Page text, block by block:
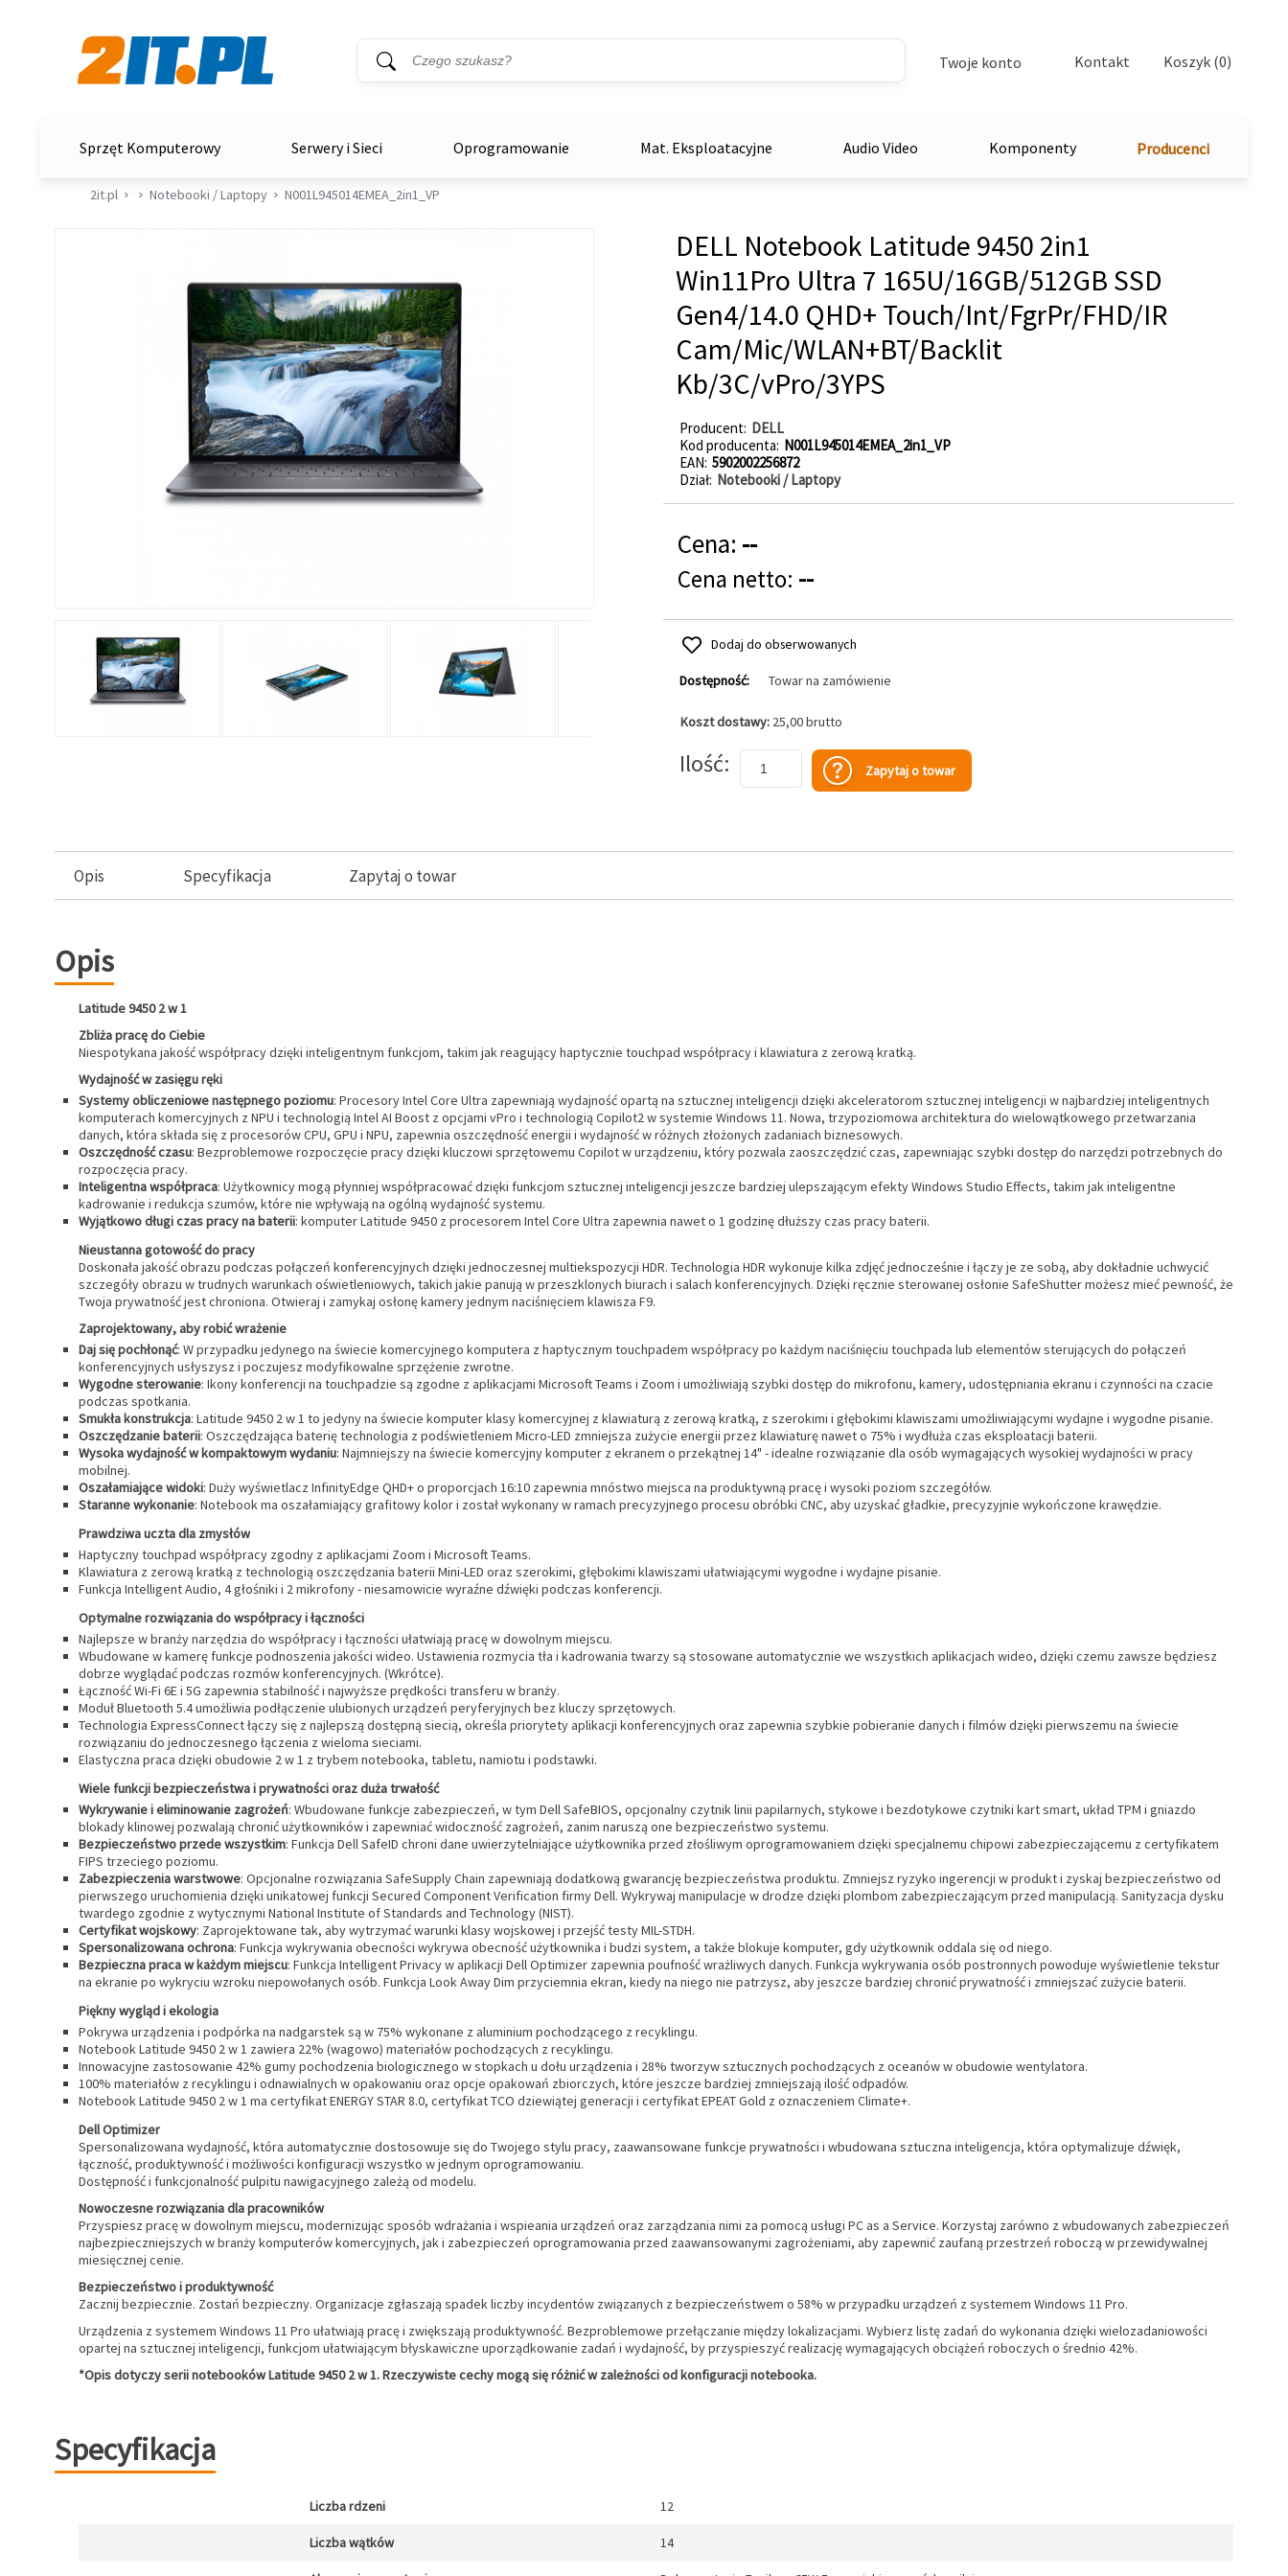
Wyszukiwarka
Słowo kluczowe
Twoje konto Kontakt Koszyk (0)
Sprzęt Komputerowy Serwery i Sieci Oprogramowanie Mat. Eksploatacyjne Audio Video Komponenty Producenci
2it.pl Notebooki / Laptopy N001L945014EMEA_2in1_VP
DELL Notebook Latitude 9450 2in1
Win11Pro Ultra 7 165U/16GB/512GB SSD
Gen4/14.0 QHD+ Touch/Int/FgrPr/FHD/IR
Cam/Mic/WLAN+BT/Backlit
Kb/3C/vPro/3YPS
Producent DELL
Kod producenta N001L945014EMEA_2in1_VP
EAN 5902002256872
Dział Notebooki / Laptopy
Cena: --
Cena netto: --
Dodaj do obserwowanych
Dostępność: Towar na zamówienie
Koszt dostawy: 25,00 brutto
Ilość Zapytaj o towar
Opis Specyfikacja Zapytaj o towar
Opis
Latitude 9450 2 w 1
Zbliża pracę do Ciebie
Niespotykana jakość współpracy dzięki inteligentnym funkcjom, takim jak reagujący haptycznie touchpad współpracy i klawiatura z zerową kratką.
Wydajność w zasięgu ręki
Systemy obliczeniowe następnego poziomu: Procesory Intel Core Ultra zapewniają wydajność opartą na sztucznej inteligencji dzięki akceleratorom sztucznej inteligencji w najbardziej inteligentnych
komputerach komercyjnych z NPU i technologią Intel AI Boost z opcjami vPro i technologią Copilot2 w systemie Windows 11. Nowa, trzypoziomowa architektura do wielowątkowego przetwarzania
danych, która składa się z procesorów CPU, GPU i NPU, zapewnia oszczędność energii i wydajność w różnych złożonych zadaniach biznesowych.
Oszczędność czasu: Bezproblemowe rozpoczęcie pracy dzięki kluczowi sprzętowemu Copilot w urządzeniu, który pozwala zaoszczędzić czas, zapewniając szybki dostęp do narzędzi potrzebnych do
rozpoczęcia pracy.
Inteligentna współpraca: Użytkownicy mogą płynniej współpracować dzięki funkcjom sztucznej inteligencji jeszcze bardziej ulepszającym efekty Windows Studio Effects, takim jak inteligentne
kadrowanie i redukcja szumów, które nie wpływają na ogólną wydajność systemu.
Wyjątkowo długi czas pracy na baterii: komputer Latitude 9450 z procesorem Intel Core Ultra zapewnia nawet o 1 godzinę dłuższy czas pracy baterii.
Nieustanna gotowość do pracy
Doskonała jakość obrazu podczas połączeń konferencyjnych dzięki jednoczesnej multiekspozycji HDR. Technologia HDR wykonuje kilka zdjęć jednocześnie i łączy je ze sobą, aby dokładnie uchwycić
szczegóły obrazu w trudnych warunkach oświetleniowych, takich jakie panują w przeszklonych biurach i salach konferencyjnych. Dzięki ręcznie sterowanej osłonie SafeShutter możesz mieć pewność, że
Twoja prywatność jest chroniona. Otwieraj i zamykaj osłonę kamery jednym naciśnięciem klawisza F9.
Zaprojektowany, aby robić wrażenie
Daj się pochłonąć: W przypadku jedynego na świecie komercyjnego komputera z haptycznym touchpadem współpracy po każdym naciśnięciu touchpada lub elementów sterujących do połączeń
konferencyjnych usłyszysz i poczujesz modyfikowalne sprzężenie zwrotne.
Wygodne sterowanie: Ikony konferencji na touchpadzie są zgodne z aplikacjami Microsoft Teams i Zoom i umożliwiają szybki dostęp do mikrofonu, kamery, udostępniania ekranu i czynności na czacie
podczas spotkania.
Smukła konstrukcja: Latitude 9450 2 w 1 to jedyny na świecie komputer klasy komercyjnej z klawiaturą z zerową kratką, z szerokimi i głębokimi klawiszami umożliwiającymi wydajne i wygodne pisanie.
Oszczędzanie baterii: Oszczędzająca baterię technologia z podświetleniem Micro-LED zmniejsza zużycie energii przez klawiaturę nawet o 75% i wydłuża czas eksploatacji baterii.
Wysoka wydajność w kompaktowym wydaniu: Najmniejszy na świecie komercyjny komputer z ekranem o przekątnej 14" - idealne rozwiązanie dla osób wymagających wysokiej wydajności w pracy
mobilnej.
Oszałamiające widoki: Duży wyświetlacz InfinityEdge QHD+ o proporcjach 16:10 zapewnia mnóstwo miejsca na produktywną pracę i wysoki poziom szczegółów.
Staranne wykonanie: Notebook ma oszałamiający grafitowy kolor i został wykonany w ramach precyzyjnego procesu obróbki CNC, aby uzyskać gładkie, precyzyjnie wykończone krawędzie.
Prawdziwa uczta dla zmysłów
Haptyczny touchpad współpracy zgodny z aplikacjami Zoom i Microsoft Teams.
Klawiatura z zerową kratką z technologią oszczędzania baterii Mini-LED oraz szerokimi, głębokimi klawiszami ułatwiającymi wygodne i wydajne pisanie.
Funkcja Intelligent Audio, 4 głośniki i 2 mikrofony - niesamowicie wyraźne dźwięki podczas konferencji.
Optymalne rozwiązania do współpracy i łączności
Najlepsze w branży narzędzia do współpracy i łączności ułatwiają pracę w dowolnym miejscu.
Wbudowane w kamerę funkcje podnoszenia jakości wideo. Ustawienia rozmycia tła i kadrowania twarzy są stosowane automatycznie we wszystkich aplikacjach wideo, dzięki czemu zawsze będziesz
dobrze wyglądać podczas rozmów konferencyjnych. (Wkrótce).
Łączność Wi-Fi 6E i 5G zapewnia stabilność i najwyższe prędkości transferu w branży.
Moduł Bluetooth 5.4 umożliwia podłączenie ulubionych urządzeń peryferyjnych bez kluczy sprzętowych.
Technologia ExpressConnect łączy się z najlepszą dostępną siecią, określa priorytety aplikacji konferencyjnych oraz zapewnia szybkie pobieranie danych i filmów dzięki pierwszemu na świecie
rozwiązaniu do jednoczesnego łączenia z wieloma sieciami.
Elastyczna praca dzięki obudowie 2 w 1 z trybem notebooka, tabletu, namiotu i podstawki.
Wiele funkcji bezpieczeństwa i prywatności oraz duża trwałość
Wykrywanie i eliminowanie zagrożeń: Wbudowane funkcje zabezpieczeń, w tym Dell SafeBIOS, opcjonalny czytnik linii papilarnych, stykowe i bezdotykowe czytniki kart smart, układ TPM i gniazdo
blokady klinowej pozwalają chronić użytkowników i zapewniać widoczność zagrożeń, zanim naruszą one bezpieczeństwo systemu.
Bezpieczeństwo przede wszystkim: Funkcja Dell SafeID chroni dane uwierzytelniające użytkownika przed złośliwym oprogramowaniem dzięki specjalnemu chipowi zabezpieczającemu z certyfikatem
FIPS trzeciego poziomu.
Zabezpieczenia warstwowe: Opcjonalne rozwiązania SafeSupply Chain zapewniają dodatkową gwarancję bezpieczeństwa produktu. Zmniejsz ryzyko ingerencji w produkt i zyskaj bezpieczeństwo od
pierwszego uruchomienia dzięki unikatowej funkcji Secured Component Verification firmy Dell. Wykrywaj manipulacje w drodze dzięki plombom zabezpieczającym przed manipulacją. Sanityzacja dysku
twardego zgodnie z wytycznymi National Institute of Standards and Technology (NIST).
Certyfikat wojskowy: Zaprojektowane tak, aby wytrzymać warunki klasy wojskowej i przejść testy MIL-STDH.
Spersonalizowana ochrona: Funkcja wykrywania obecności wykrywa obecność użytkownika i budzi system, a także blokuje komputer, gdy użytkownik oddala się od niego.
Bezpieczna praca w każdym miejscu: Funkcja Intelligent Privacy w aplikacji Dell Optimizer zapewnia poufność wrażliwych danych. Funkcja wykrywania osób postronnych powoduje wyświetlenie tekstur
na ekranie po wykryciu wzroku niepowołanych osób. Funkcja Look Away Dim przyciemnia ekran, kiedy na niego nie patrzysz, aby jeszcze bardziej chronić prywatność i zmniejszać zużycie baterii.
Piękny wygląd i ekologia
Pokrywa urządzenia i podpórka na nadgarstek są w 75% wykonane z aluminium pochodzącego z recyklingu.
Notebook Latitude 9450 2 w 1 zawiera 22% (wagowo) materiałów pochodzących z recyklingu.
Innowacyjne zastosowanie 42% gumy pochodzenia biologicznego w stopkach u dołu urządzenia i 28% tworzyw sztucznych pochodzących z oceanów w obudowie wentylatora.
100% materiałów z recyklingu i odnawialnych w opakowaniu oraz opcje opakowań zbiorczych, które jeszcze bardziej zmniejszają ilość odpadów.
Notebook Latitude 9450 2 w 1 ma certyfikat ENERGY STAR 8.0, certyfikat TCO dziewiątej generacji i certyfikat EPEAT Gold z oznaczeniem Climate+.
Dell Optimizer
Spersonalizowana wydajność, która automatycznie dostosowuje się do Twojego stylu pracy, zaawansowane funkcje prywatności i wbudowana sztuczna inteligencja, która optymalizuje dźwięk,
łączność, produktywność i możliwości konfiguracji wszystko w jednym oprogramowaniu.
Dostępność i funkcjonalność pulpitu nawigacyjnego zależą od modelu.
Nowoczesne rozwiązania dla pracowników
Przyspiesz pracę w dowolnym miejscu, modernizując sposób wdrażania i wspieania urządzeń oraz zarządzania nimi za pomocą usługi PC as a Service. Korzystaj zarówno z wbudowanych zabezpieczeń
najbezpieczniejszych w branży komputerów komercyjnych, jak i zabezpieczeń oprogramowania przed zaawansowanymi zagrożeniami, aby zapewnić zaufaną przestrzeń roboczą w przewidywalnej
miesięcznej cenie.
Bezpieczeństwo i produktywność
Zacznij bezpiecznie. Zostań bezpieczny. Organizacje zgłaszają spadek liczby incydentów związanych z bezpieczeństwem o 58% w przypadku urządzeń z systemem Windows 11 Pro.
Urządzenia z systemem Windows 11 Pro ułatwiają pracę i zwiększają produktywność. Bezproblemowe przełączanie między lokalizacjami. Wybierz listę zadań do wykonania dzięki wielozadaniowości
opartej na sztucznej inteligencji, funkcjom ułatwiającym błyskawiczne uporządkowanie zadań i wydajność, by przyspieszyć realizację wymagających obciążeń roboczych o średnio 42%.
*Opis dotyczy serii notebooków Latitude 9450 2 w 1. Rzeczywiste cechy mogą się różnić w zależności od konfiguracji notebooka.
Specyfikacja
Liczba rdzeni 12
Liczba wątków 14